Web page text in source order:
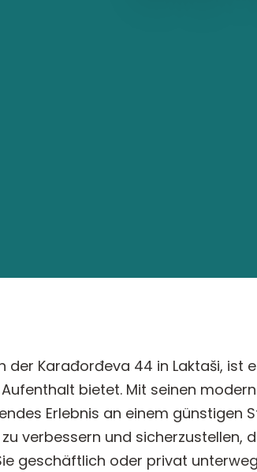
der Karađorđeva 44 in Laktaši, ist
bietet. Mit seinen
Erlebnis an einem günstigen
verbessern und sicherzustellen,
geschäftlich oder privat